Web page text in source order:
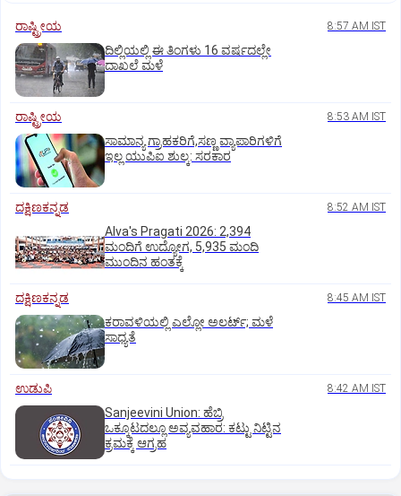
ರಾಷ್ಟ್ರೀಯ 8:57 AM IST
ದಿಲ್ಲಿಯಲ್ಲಿ ಈ ತಿಂಗಳು 16 ವರ್ಷದಲ್ಲೇ
ದಾಖಲೆ ಮಳೆ
ರಾಷ್ಟ್ರೀಯ 8:53 AM IST
ಸಾಮಾನ್ಯ ಗ್ರಾಹಕರಿಗೆ,ಸಣ್ಣ ವ್ಯಾಪಾರಿಗಳಿಗೆ
ಇಲ್ಲ ಯುಪಿಐ ಶುಲ್ಕ: ಸರಕಾರ
ದಕ್ಷಿಣಕನ್ನಡ 8:52 AM IST
Alva's Pragati 2026: 2,394
ಮಂದಿಗೆ ಉದ್ಯೋಗ, 5,935 ಮಂದಿ
ಮುಂದಿನ ಹಂತಕ್ಕೆ
ದಕ್ಷಿಣಕನ್ನಡ 8:45 AM IST
ಕರಾವಳಿಯಲ್ಲಿ ಎಲ್ಲೋ ಅಲರ್ಟ್‌; ಮಳೆ
ಸಾಧ್ಯತೆ
ಉಡುಪಿ 8:42 AM IST
Sanjeevini Union: ಹೆಬ್ರಿ
ಒಕ್ಕೂಟದಲ್ಲೂ ಅವ್ಯವಹಾರ: ಕಟ್ಟು ನಿಟ್ಟಿನ
ಕ್ರಮಕ್ಕೆ ಆಗ್ರಹ